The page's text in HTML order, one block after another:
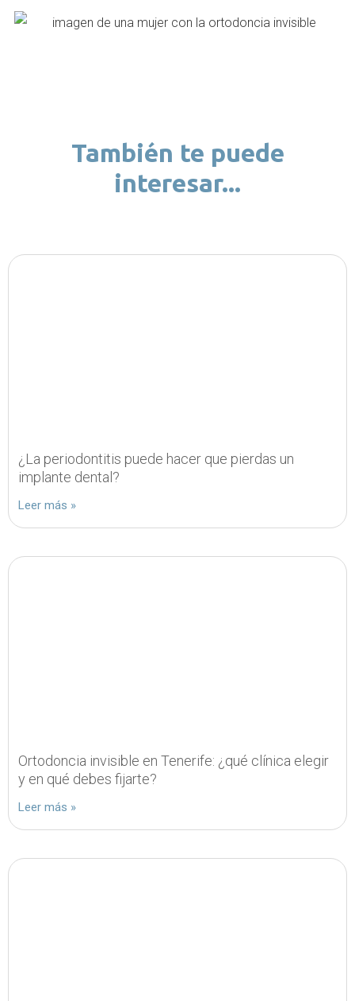
También te puede
interesar...
¿La periodontitis puede hacer que pierdas un
implante dental?
Leer más »
Ortodoncia invisible en Tenerife: ¿qué clínica elegir
y en qué debes fijarte?
Leer más »